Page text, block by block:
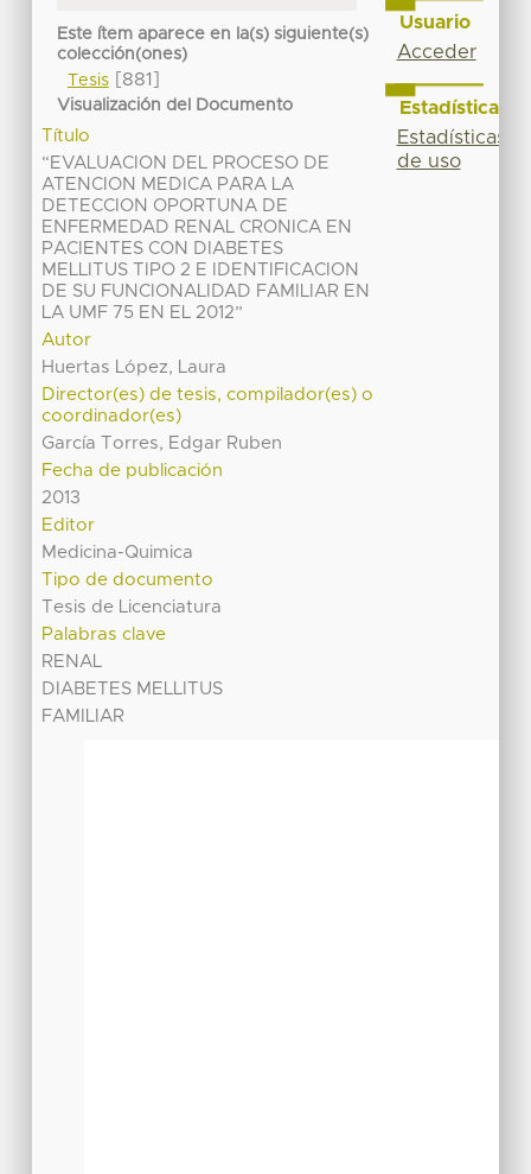
Este ítem aparece en la(s) siguiente(s)
colección(ones)
Tesis[881]
Visualización del Documento
Título
“EVALUACION DEL PROCESO DE
ATENCION MEDICA PARA LA
DETECCION OPORTUNA DE
ENFERMEDAD RENAL CRONICA EN
PACIENTES CON DIABETES
MELLITUS TIPO 2 E IDENTIFICACION
DE SU FUNCIONALIDAD FAMILIAR EN
LA UMF 75 EN EL 2012”
Autor
Huertas López, Laura
Director(es) de tesis, compilador(es) o
coordinador(es)
García Torres, Edgar Ruben
Fecha de publicación
2013
Editor
Medicina-Quimica
Tipo de documento
Tesis de Licenciatura
Palabras clave
RENAL
DIABETES MELLITUS
FAMILIAR
Usuario
Acceder
Estadísticas
Estadísticas
de uso